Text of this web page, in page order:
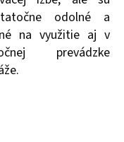
odolné a
na využitie aj v
prevádzke